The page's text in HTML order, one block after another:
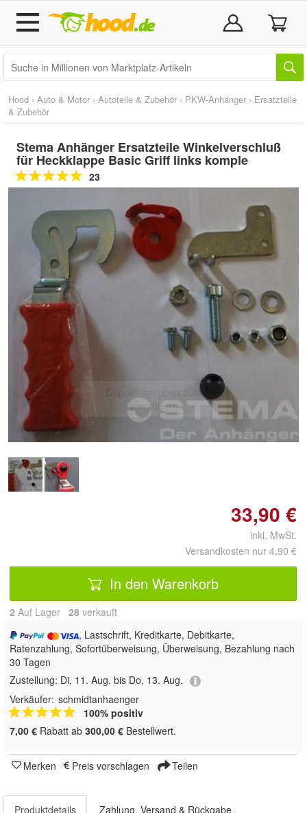
Hood › Auto & Motor › Autoteile & Zubehör › PKW-Anhänger › Ersatzteile
& Zubehör
Stema Anhänger Ersatzteile Winkelverschluß
für Heckklappe Basic Griff links komple
23
Doppelt antippen zum
vergrößern
33,90 €
inkl. MwSt.
Versandkosten nur 4,90 €
In den Warenkorb
2 Auf Lager 28 verkauft
, Lastschrift, Kreditkarte, Debitkarte,
Ratenzahlung, Sofortüberweisung, Überweisung, Bezahlung nach
30 Tagen
Zustellung: Di, 11. Aug. bis Do, 13. Aug.
Verkäufer: schmidtanhaenger
100% positiv
7,00 € Rabatt ab 300,00 € Bestellwert.
Merken Preis vorschlagen Teilen
Produktdetails Zahlung, Versand & Rückgabe